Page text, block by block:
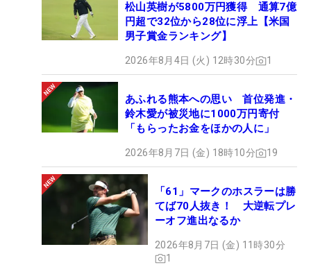
松山英樹が5800万円獲得 通算7億
円超で32位から28位に浮上【米国
男子賞金ランキング】
2026年8月4日 (火) 12時30分 1
あふれる熊本への思い 首位発進・
鈴木愛が被災地に1000万円寄付
「もらったお金をほかの人に」
2026年8月7日 (金) 18時10分 19
「61」マークのホスラーは勝
てば70人抜き！ 大逆転プレ
ーオフ進出なるか
2026年8月7日 (金) 11時30分
1